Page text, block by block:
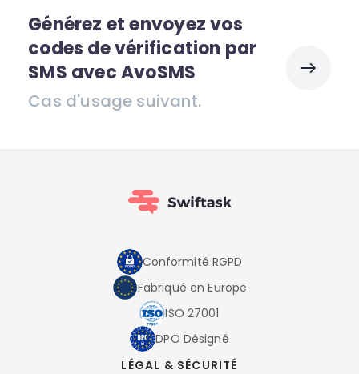
Générez et envoyez vos
codes de vérification par
SMS avec AvoSMS
Cas d'usage suivant.
Conformité RGPD
Fabriqué en Europe
ISO 27001
DPO Désigné
LÉGAL & SÉCURITÉ